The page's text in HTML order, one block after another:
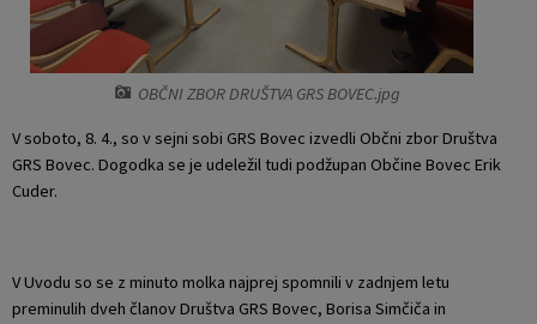
OBČNI ZBOR DRUŠTVA GRS BOVEC.jpg
V soboto, 8. 4., so v sejni sobi GRS Bovec izvedli Občni zbor Društva
GRS Bovec. Dogodka se je udeležil tudi podžupan Občine Bovec Erik
Cuder.
V Uvodu so se z minuto molka najprej spomnili v zadnjem letu
preminulih dveh članov Društva GRS Bovec, Borisa Simčiča in
Krajevne skupnosti
Naselja v občini
Pobratene občine
Varstvo osebnih podatkov
Projekti in investicije
Prostorski akti občine
Predpisi in odloki
Proračun občine
Gosp. javne službe
Osmrtnice iz regije